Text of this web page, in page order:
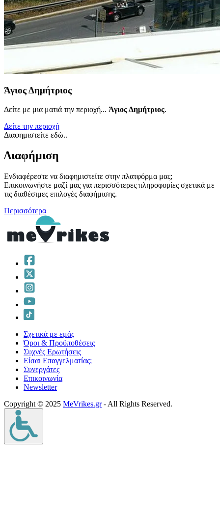
Άγιος Δημήτριος
Δείτε με μια ματιά την περιοχή... Άγιος Δημήτριος.
Δείτε την περιοχή
Διαφημιστείτε εδώ..
Διαφήμιση
Ενδιαφέρεστε να διαφημιστείτε στην πλατφόρμα μας;
Επικοινωνήστε μαζί μας για περισσότερες πληροφορίες σχετικά με
τις διαθέσιμες επιλογές διαφήμισης.
Περισσότερα
Σχετικά με εμάς
Όροι & Προϋποθέσεις
Συχνές Ερωτήσεις
Είσαι Επαγγελματίας;
Συνεργάτες
Επικοινωνία
Νewsletter
Copyright © 2025 MeVrikes.gr- All Rights Reserved.